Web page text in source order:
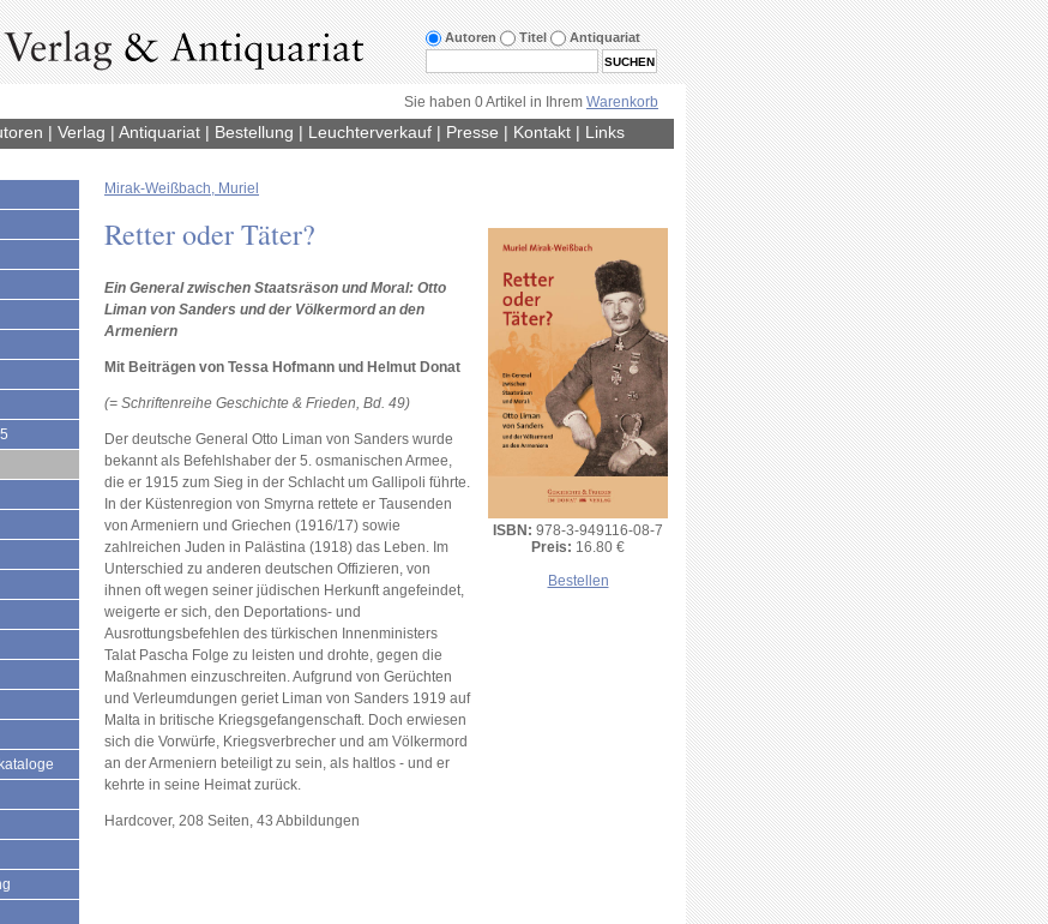
Autoren Titel Antiquariat
Sie haben 0 Artikel in Ihrem Warenkorb
| Verlag | Antiquariat| Bestellung | Leuchterverkauf| Presse | Kontakt| Links
Mirak-Weißbach, Muriel
Retter oder Täter?
Ein General zwischen Staatsräson und Moral: Otto
Liman von Sanders und der Völkermord an den
Armeniern
Mit Beiträgen von Tessa Hofmann und Helmut Donat
(= Schriftenreihe Geschichte & Frieden, Bd. 49)
Der deutsche General Otto Liman von Sanders wurde
bekannt als Befehlshaber der 5. osmanischen Armee,
die er 1915 zum Sieg in der Schlacht um Gallipoli führte.
In der Küstenregion von Smyrna rettete er Tausenden
von Armeniern und Griechen (1916/17) sowie
zahlreichen Juden in Palästina (1918) das Leben. Im
Unterschied zu anderen deutschen Offizieren, von
ihnen oft wegen seiner jüdischen Herkunft angefeindet,
weigerte er sich, den Deportations- und
Ausrottungsbefehlen des türkischen Innenministers
Talat Pascha Folge zu leisten und drohte, gegen die
Maßnahmen einzuschreiten. Aufgrund von Gerüchten
und Verleumdungen geriet Liman von Sanders 1919 auf
Malta in britische Kriegsgefangenschaft. Doch erwiesen
sich die Vorwürfe, Kriegsverbrecher und am Völkermord
an der Armeniern beteiligt zu sein, als haltlos - und er
kehrte in seine Heimat zurück.
Hardcover, 208 Seiten, 43 Abbildungen
ISBN: 978-3-949116-08-7
Preis: 16.80 €
Bestellen